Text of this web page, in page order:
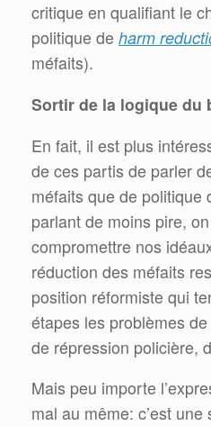
critique en qualifiant le
politique de harm
méfaits).
Sortir de la logique du
En fait, il est plus
de ces partis de parler
méfaits que de politique
parlant de moins pire,
compromettre nos
réduction des méfaits
position réformiste qui
étapes les problèmes
de répression policière,
Mais peu importe
mal au même: c’est